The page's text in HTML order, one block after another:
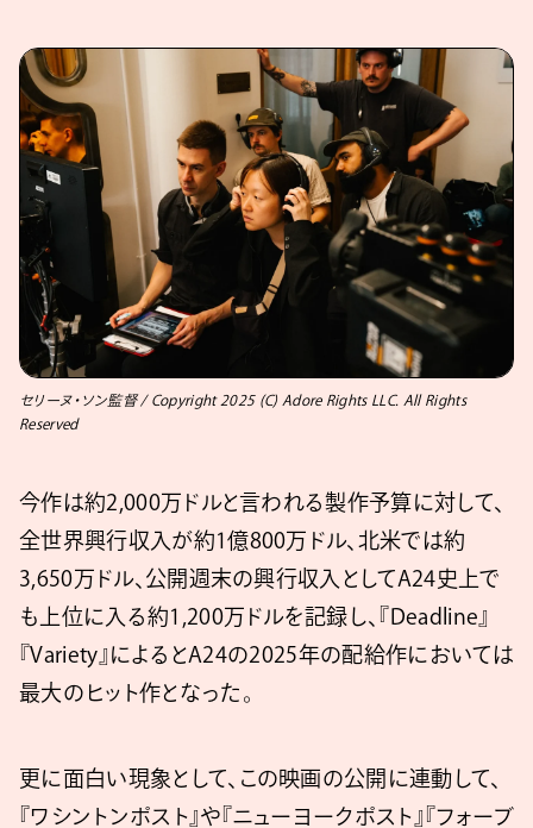
セリーヌ・ソン監督 / Copyright 2025 (C) Adore Rights LLC. All Rights
Reserved
今作は約2,000万ドルと言われる製作予算に対して、
全世界興行収入が約1億800万ドル、北米では約
3,650万ドル、公開週末の興行収入としてA24史上で
も上位に入る約1,200万ドルを記録し、『Deadline』
『Variety』によるとA24の2025年の配給作においては
最大のヒット作となった。
更に面白い現象として、この映画の公開に連動して、
『ワシントンポスト』や『ニューヨークポスト』『フォーブ